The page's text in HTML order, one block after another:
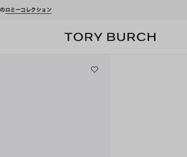
ンをプレゼント！新規アカウント登録*で、20,000円(税込)以上のお買